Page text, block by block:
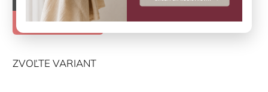
€17,45
ZVOĽTE VARIANT